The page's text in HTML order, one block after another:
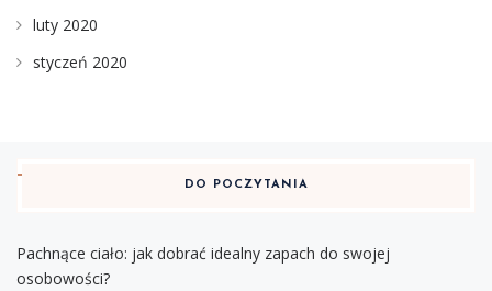
luty 2020
styczeń 2020
DO POCZYTANIA
Pachnące ciało: jak dobrać idealny zapach do swojej
osobowości?